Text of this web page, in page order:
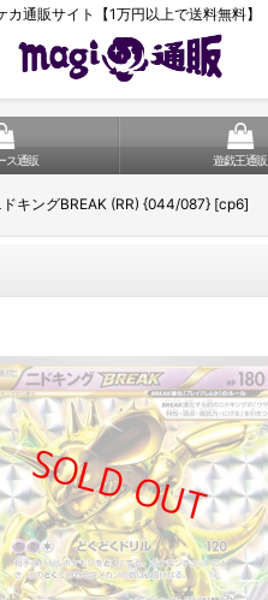
カ通販サイト【1万円以上で送料無料】
ス通販 遊戯王通販
ドキングBREAK (RR) {044/087} [cp6]